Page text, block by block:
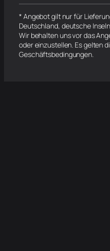
* Angebot gilt nur für
Deutschland, deutsche
Wir behalten uns vor das
oder einzustellen. Es gelten
Geschäftsbedingungen.